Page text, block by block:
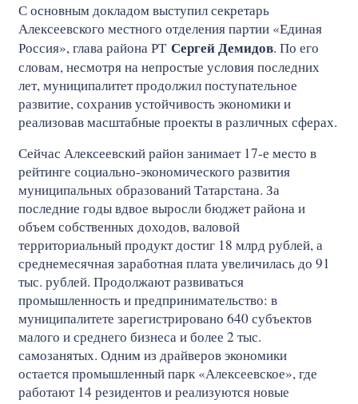
С основным докладом выступил секретарь
Алексеевского местного отделения партии «Единая
Россия», глава района РТ Сергей Демидов. По его
словам, несмотря на непростые условия последних
лет, муниципалитет продолжил поступательное
развитие, сохранив устойчивость экономики и
реализовав масштабные проекты в различных сферах.
Сейчас Алексеевский район занимает 17-е место в
рейтинге социально-экономического развития
муниципальных образований Татарстана. За
последние годы вдвое выросли бюджет района и
объем собственных доходов, валовой
территориальный продукт достиг 18 млрд рублей, а
среднемесячная заработная плата увеличилась до 91
тыс. рублей. Продолжают развиваться
промышленность и предпринимательство: в
муниципалитете зарегистрировано 640 субъектов
малого и среднего бизнеса и более 2 тыс.
самозанятых. Одним из драйверов экономики
остается промышленный парк «Алексеевское», где
работают 14 резидентов и реализуются новые